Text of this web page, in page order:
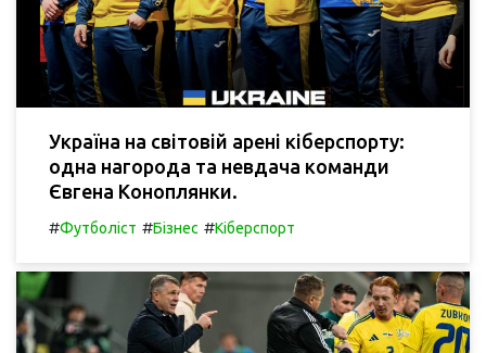
Україна на світовій арені кіберспорту:
одна нагорода та невдача команди
Євгена Коноплянки.
#Футболіст #Бізнес #Кіберспорт